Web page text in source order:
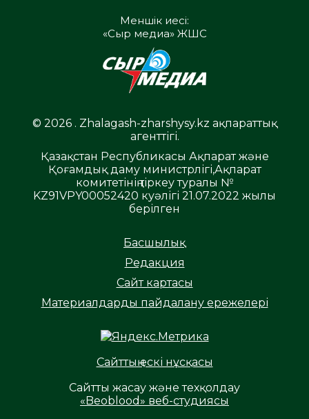
Меншік иесі:
«Сыр медиа» ЖШС
© 2026 . Zhalagash-zharshysy.kz ақпараттық
агенттігі.
Қазақстан Республикасы Ақпарат және
Қоғамдық даму министрлігі,Ақпарат
комитетінің тіркеу туралы №
KZ91VPY00052420 куәлігі 21.07.2022 жылы
берілген
Басшылық
Редакция
Сайт картасы
Материалдарды пайдалану ережелері
Сайттың ескі нұсқасы
Сайтты жасау және техқолдау
«Beoblood» веб-студиясы